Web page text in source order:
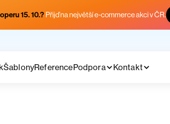
15. 10.? Přijď na největší e-commerce akci v ČR.
ŠablonyReferencePodpora Kontakt